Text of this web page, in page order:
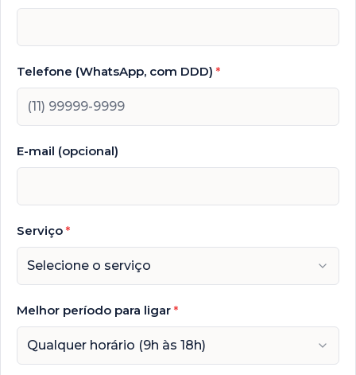
Telefone (WhatsApp, com DDD) *
E-mail (opcional)
Serviço *
Selecione o serviço
Melhor período para ligar *
Qualquer horário (9h às 18h)